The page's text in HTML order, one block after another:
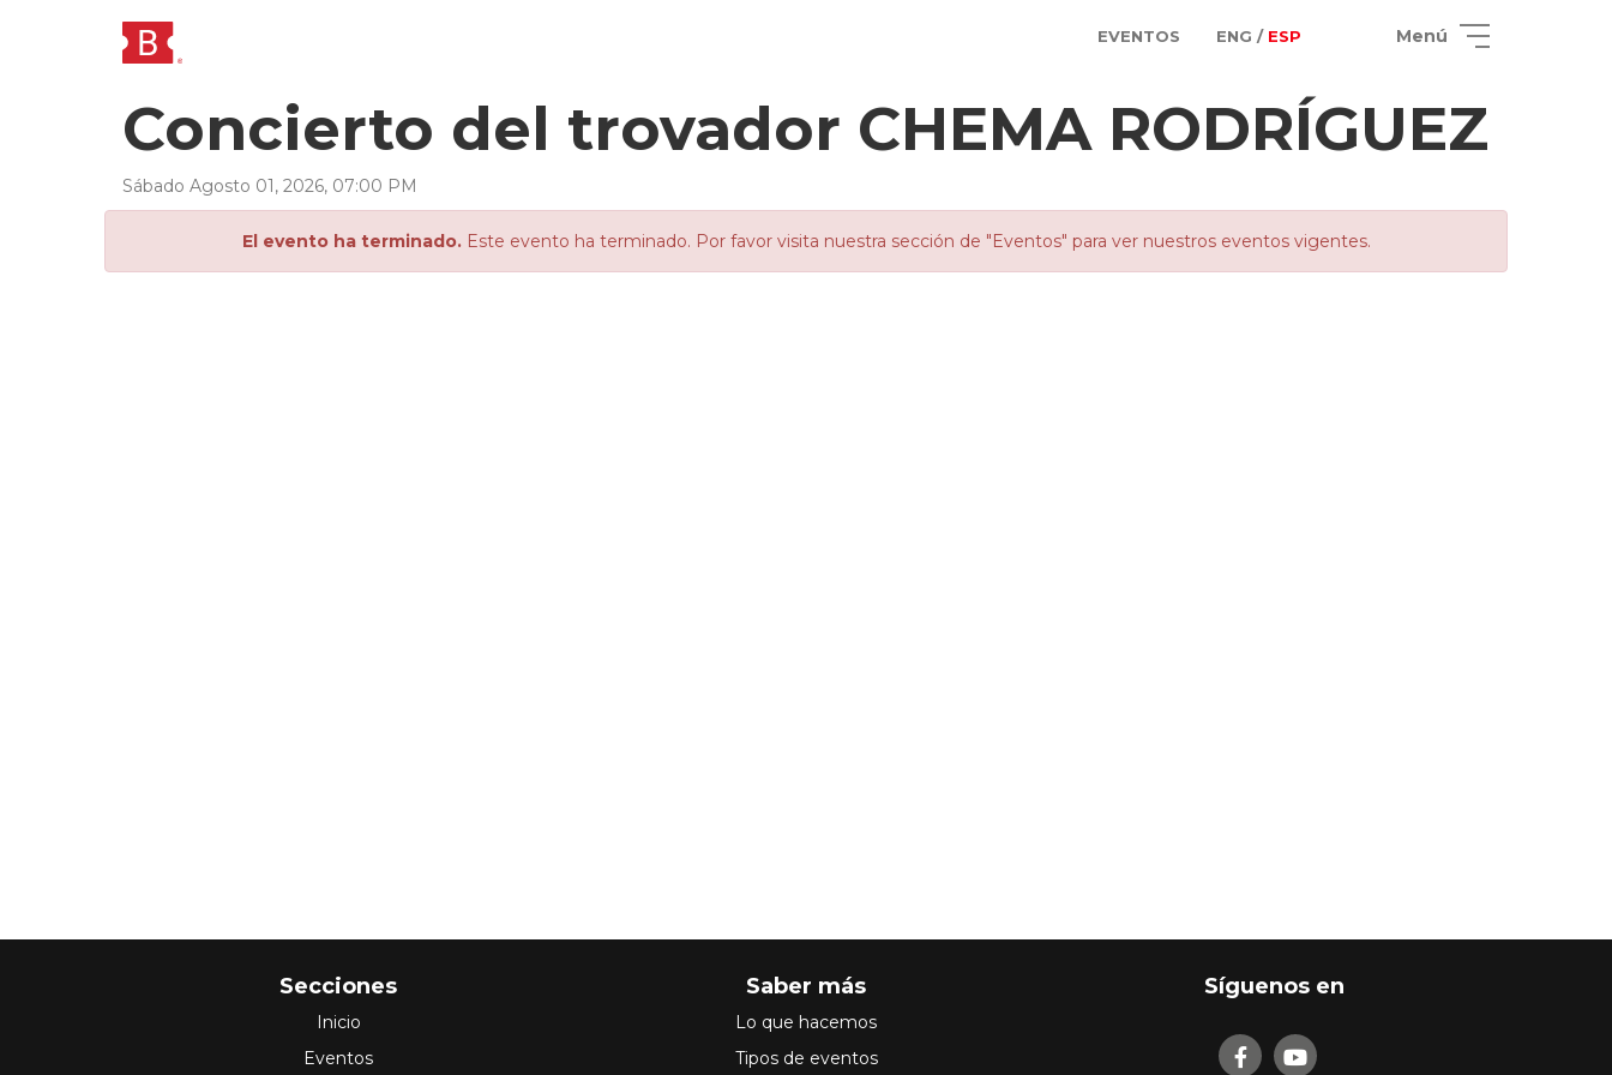
EVENTOS ENG / ESP Menú
Concierto del trovador CHEMA RODRÍGUEZ
Sábado Agosto 01, 2026, 07:00 PM
El evento ha terminado.Este evento ha terminado. Por favor visita nuestra sección de "Eventos" para ver nuestros eventos vigentes.
Secciones
Inicio
Eventos
Saber más
Lo que hacemos
Tipos de eventos
Síguenos en